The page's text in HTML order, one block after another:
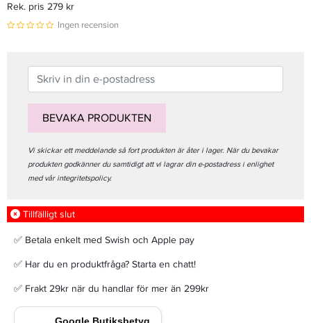
Rek. pris 279 kr
Ingen recension
BEVAKA PRODUKTEN
Vi skickar ett meddelande så fort produkten är åter i lager. När du bevakar
produkten godkänner du samtidigt att vi lagrar din e-postadress i enlighet
med vår integritetspolicy.
Tillfälligt slut
✅ Betala enkelt med Swish och Apple pay
✅ Har du en produktfråga? Starta en chatt!
✅ Frakt 29kr när du handlar för mer än 299kr